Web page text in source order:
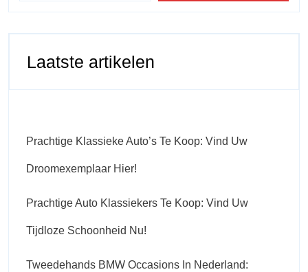
Laatste artikelen
Prachtige Klassieke Auto’s Te Koop: Vind Uw
Droomexemplaar Hier!
Prachtige Auto Klassiekers Te Koop: Vind Uw
Tijdloze Schoonheid Nu!
Tweedehands BMW Occasions In Nederland: